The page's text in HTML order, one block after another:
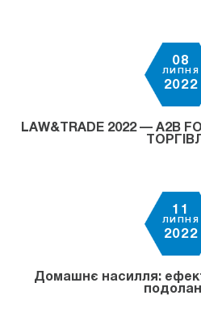
08
ЛИПНЯ
2022
LAW&TRADE 2022 — A2B
11
ЛИПНЯ
2022
Домашнє насилля: